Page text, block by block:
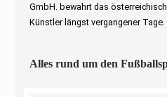
GmbH. bewahrt das
Künstler längst vergangener Tage.
Alles rund um den